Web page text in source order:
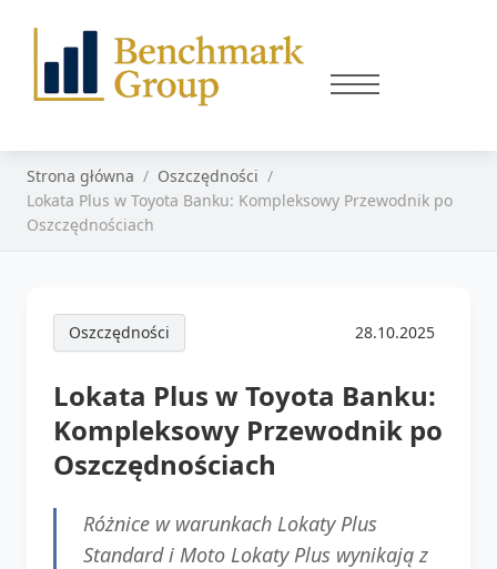
Strona główna
Oszczędności
Lokata Plus w Toyota Banku: Kompleksowy Przewodnik po
Oszczędnościach
Oszczędności 28.10.2025
Lokata Plus w Toyota Banku:
Kompleksowy Przewodnik po
Oszczędnościach
Różnice w warunkach Lokaty Plus
Standard i Moto Lokaty Plus wynikają z